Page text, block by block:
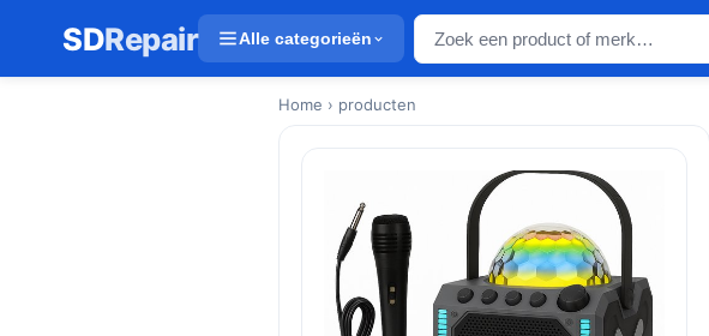
SDRepair Alle categorieën
Home › producten